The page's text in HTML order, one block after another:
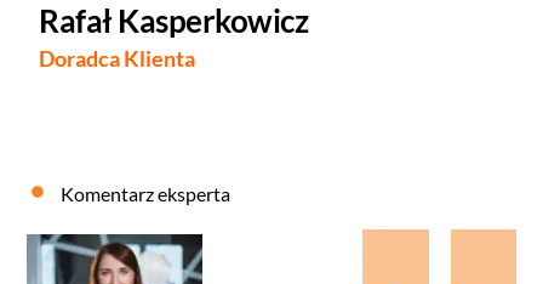
Rafał Kasperkowicz
Doradca Klienta
Komentarz eksperta